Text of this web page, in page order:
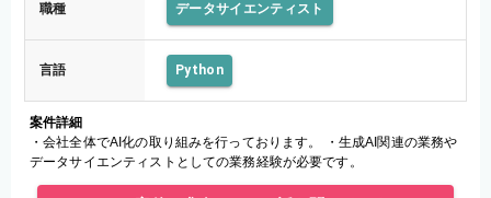
職種 データサイエンティスト
言語 Python
案件詳細
・会社全体でAI化の取り組みを行っております。 ・生成AI関連の業務や
データサイエンティストとしての業務経験が必要です。